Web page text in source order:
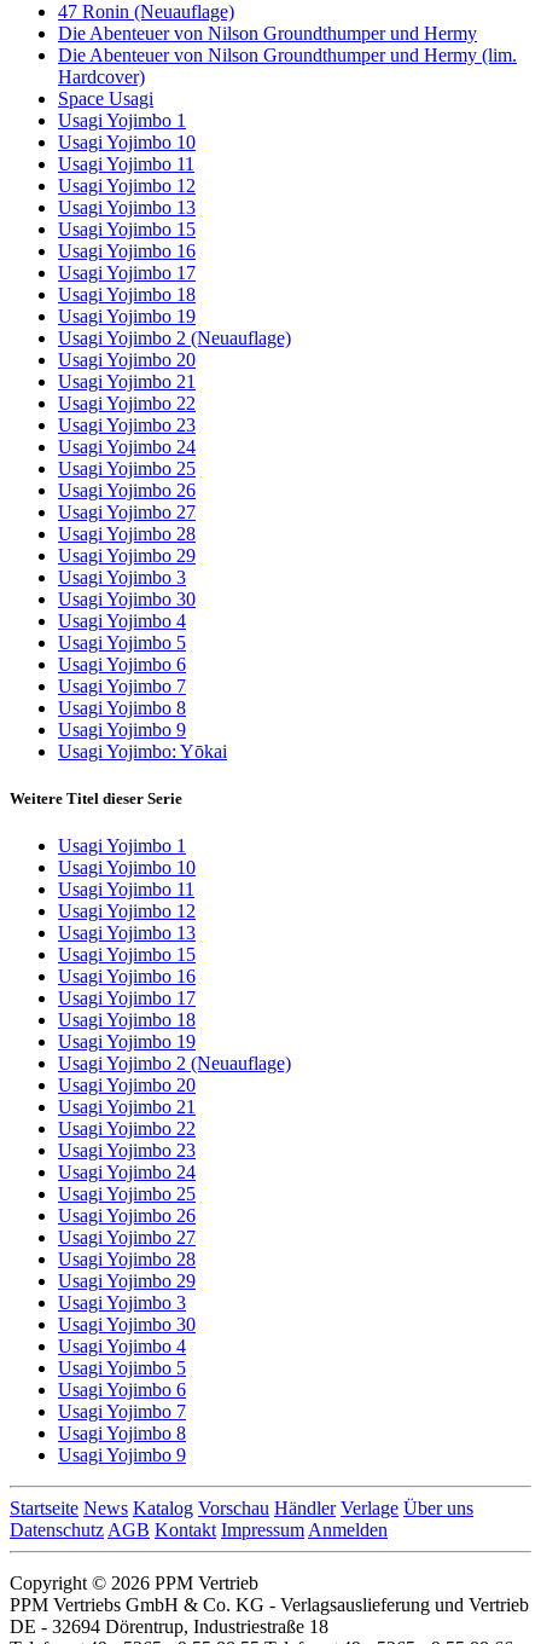
47 Ronin (Neuauflage)
Die Abenteuer von Nilson Groundthumper und Hermy
Die Abenteuer von Nilson Groundthumper und Hermy (lim.
Hardcover)
Space Usagi
Usagi Yojimbo 1
Usagi Yojimbo 10
Usagi Yojimbo 11
Usagi Yojimbo 12
Usagi Yojimbo 13
Usagi Yojimbo 15
Usagi Yojimbo 16
Usagi Yojimbo 17
Usagi Yojimbo 18
Usagi Yojimbo 19
Usagi Yojimbo 2 (Neuauflage)
Usagi Yojimbo 20
Usagi Yojimbo 21
Usagi Yojimbo 22
Usagi Yojimbo 23
Usagi Yojimbo 24
Usagi Yojimbo 25
Usagi Yojimbo 26
Usagi Yojimbo 27
Usagi Yojimbo 28
Usagi Yojimbo 29
Usagi Yojimbo 3
Usagi Yojimbo 30
Usagi Yojimbo 4
Usagi Yojimbo 5
Usagi Yojimbo 6
Usagi Yojimbo 7
Usagi Yojimbo 8
Usagi Yojimbo 9
Usagi Yojimbo: Yōkai
Weitere Titel dieser Serie
Usagi Yojimbo 1
Usagi Yojimbo 10
Usagi Yojimbo 11
Usagi Yojimbo 12
Usagi Yojimbo 13
Usagi Yojimbo 15
Usagi Yojimbo 16
Usagi Yojimbo 17
Usagi Yojimbo 18
Usagi Yojimbo 19
Usagi Yojimbo 2 (Neuauflage)
Usagi Yojimbo 20
Usagi Yojimbo 21
Usagi Yojimbo 22
Usagi Yojimbo 23
Usagi Yojimbo 24
Usagi Yojimbo 25
Usagi Yojimbo 26
Usagi Yojimbo 27
Usagi Yojimbo 28
Usagi Yojimbo 29
Usagi Yojimbo 3
Usagi Yojimbo 30
Usagi Yojimbo 4
Usagi Yojimbo 5
Usagi Yojimbo 6
Usagi Yojimbo 7
Usagi Yojimbo 8
Usagi Yojimbo 9
Startseite News Katalog Vorschau Händler Verlage Über uns
Datenschutz AGB Kontakt Impressum Anmelden
Copyright © 2026 PPM Vertrieb
PPM Vertriebs GmbH & Co. KG - Verlagsauslieferung und Vertrieb
DE - 32694 Dörentrup, Industriestraße 18